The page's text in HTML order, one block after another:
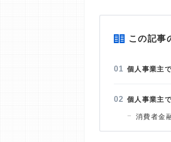
この記事
個人事業主
個人事業主
消費者金